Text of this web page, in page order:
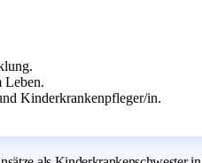
Leben.
Kinderkrankenpfleger/in.